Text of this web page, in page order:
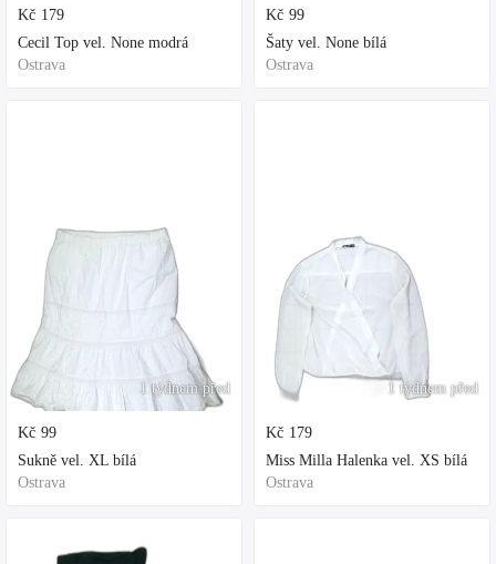
Kč 179
Cecil Top vel. None modrá
Ostrava
1 týdnem před
Kč 99
Sukně vel. XL bílá
Ostrava
Kč 99
Šaty vel. None bílá
Ostrava
1 týdnem před
Kč 179
Miss Milla Halenka vel. XS bílá
Ostrava